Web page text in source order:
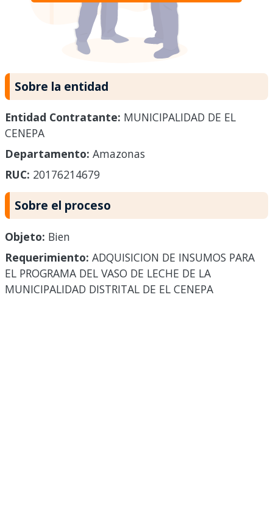
Sobre la entidad
Entidad Contratante: MUNICIPALIDAD DE EL
CENEPA
Departamento: Amazonas
RUC: 20176214679
Sobre el proceso
Objeto: Bien
Requerimiento: ADQUISICION DE INSUMOS PARA
EL PROGRAMA DEL VASO DE LECHE DE LA
MUNICIPALIDAD DISTRITAL DE EL CENEPA